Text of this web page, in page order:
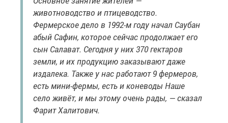
животноводство и птицеводство.
Фермерское дело в 1992-м году начал Саубан
абый Сафин, которое сейчас продолжает его
сын Салават. Сегодня у них 370 гектаров
земли, и их продукцию заказывают даже
издалека. Также у нас работают 9 фермеров,
есть мини-фермы, есть и коневоды Наше
село живёт, и мы этому очень рады, — сказал
Фарит Халитович.